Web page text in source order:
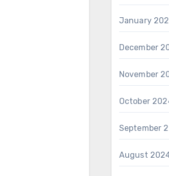
January
December
November
October
September
August